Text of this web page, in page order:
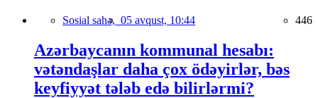
Sosial sahə, 05 avqust, 10:44 446
Azərbaycanın kommunal hesabı:
vətəndaşlar daha çox ödəyirlər, bəs
keyfiyyət tələb edə bilirlərmi?